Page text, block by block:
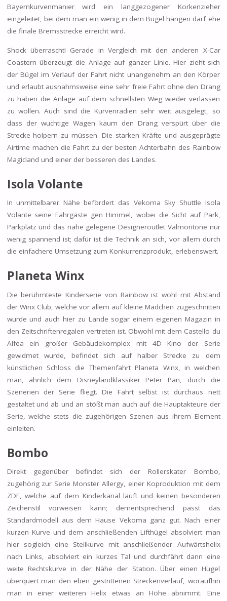
Bayernkurvenmanier wird ein langgezogener Korkenzieher
eingeleitet, bei dem man ein wenig in dem Bügel hängen darf ehe
die finale Bremsstrecke erreicht wird.
Shock überrascht! Gerade in Vergleich mit den anderen X-Car
Coastern überzeugt die Anlage auf ganzer Linie. Hier zieht sich
der Bügel im Verlauf der Fahrt nicht unangenehm an den Körper
und erlaubt ausnahmsweise eine sehr freie Fahrt ohne den Drang
zu haben die Anlage auf dem schnellsten Weg wieder verlassen
zu wollen. Auch sind die Kurvenradien sehr weit ausgelegt, so
dass der wuchtige Wagen kaum den Drang verspürt über die
Strecke holpern zu müssen. Die starken Kräfte und ausgeprägte
Airtime machen die Fahrt zu der besten Achterbahn des Rainbow
Magicland und einer der besseren des Landes.
Isola Volante
In unmittelbarer Nähe befördert das Vekoma Sky Shuttle Isola
Volante seine Fahrgäste gen Himmel, wobei die Sicht auf Park,
Parkplatz und das nahe gelegene Designeroutlet Valmontone nur
wenig spannend ist; dafür ist die Technik an sich, vor allem durch
die einfachere Umsetzung zum Konkurrenzprodukt, erlebenswert.
Planeta Winx
Die berühmteste Kinderserie von Rainbow ist wohl mit Abstand
der Winx Club, welche vor allem auf kleine Mädchen zugeschnitten
wurde und auch hier zu Lande sogar einem eigenen Magazin in
den Zeitschriftenregalen vertreten ist. Obwohl mit dem Castello du
Alfea ein großer Gebäudekomplex mit 4D Kino der Serie
gewidmet wurde, befindet sich auf halber Strecke zu dem
künstlichen Schloss die Themenfahrt Planeta Winx, in welchen
man, ähnlich dem Disneylandklassiker Peter Pan, durch die
Szenerien der Serie fliegt. Die Fahrt selbst ist durchaus nett
gestaltet und ab und an stößt man auch auf die Hauptakteure der
Serie, welche stets die zugehörigen Szenen aus ihrem Element
einleiten.
Bombo
Direkt gegenüber befindet sich der Rollerskater Bombo,
zugehörig zur Serie Monster Allergy, einer Koproduktion mit dem
ZDF, welche auf dem Kinderkanal läuft und keinen besonderen
Zeichenstil vorweisen kann; dementsprechend passt das
Standardmodell aus dem Hause Vekoma ganz gut. Nach einer
kurzen Kurve und dem anschließenden Lifthügel absolviert man
hier sogleich eine Steilkurve mit anschließender Aufwärtshelix
nach Links, absolviert ein kurzes Tal und durchfährt dann eine
weite Rechtskurve in der Nähe der Station. Über einen Hügel
überquert man den eben gestrittenen Streckenverlauf, woraufhin
man in einer weiteren Helix etwas an Höhe abnimmt. Eine